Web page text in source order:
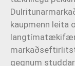
kaupmenn leita
gegnum